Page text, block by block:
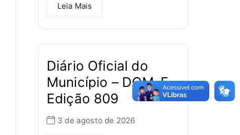
Leia Mais
Diário Oficial do
Município – DOM-E –
Edição 809
3 de agosto de 2026